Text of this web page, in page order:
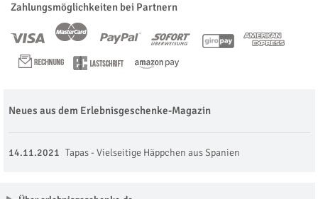
Zahlungsmöglichkeiten bei Partnern
Neues aus dem Erlebnisgeschenke-Magazin
14.11.2021 Tapas - Vielseitige Häppchen aus Spanien